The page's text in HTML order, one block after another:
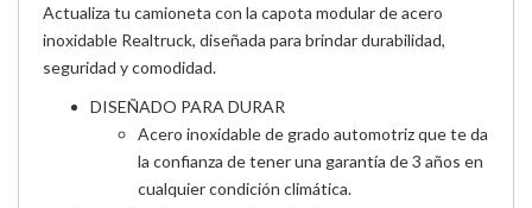
Actualiza tu camioneta con la capota modular de acero
inoxidable Realtruck, diseñada para brindar durabilidad,
seguridad y comodidad.
DISEÑADO PARA DURAR
Acero inoxidable de grado automotriz que te da
la confianza de tener una garantía de 3 años en
cualquier condición climática.